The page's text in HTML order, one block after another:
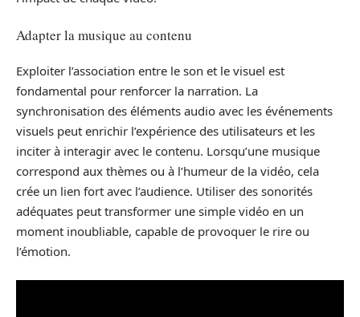
Adapter la musique au contenu
Exploiter l’association entre le son et le visuel est
fondamental pour renforcer la narration. La
synchronisation des éléments audio avec les événements
visuels peut enrichir l’expérience des utilisateurs et les
inciter à interagir avec le contenu. Lorsqu’une musique
correspond aux thèmes ou à l’humeur de la vidéo, cela
crée un lien fort avec l’audience. Utiliser des sonorités
adéquates peut transformer une simple vidéo en un
moment inoubliable, capable de provoquer le rire ou
l’émotion.